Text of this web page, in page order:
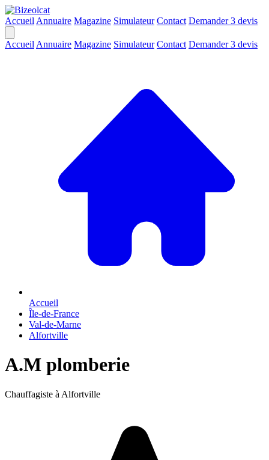
Accueil Annuaire Magazine Simulateur Contact Demander 3 devis
Accueil Annuaire Magazine Simulateur Contact Demander 3 devis
Accueil
Île-de-France
Val-de-Marne
Alfortville
A.M plomberie
Chauffagiste à Alfortville